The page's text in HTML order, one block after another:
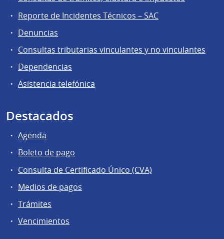
Reporte de Incidentes Técnicos – SAC
Denuncias
Consultas tributarias vinculantes y no vinculantes
Dependencias
Asistencia telefónica
Destacados
Agenda
Boleto de pago
Consulta de Certificado Único (CVA)
Medios de pagos
Trámites
Vencimientos